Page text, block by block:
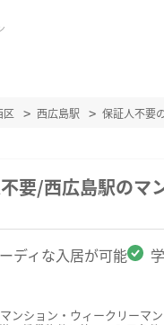
区 西広島駅 保証人不要
要/西広島駅のマ
ディな入居が可能
ンション・ウィークリーマ